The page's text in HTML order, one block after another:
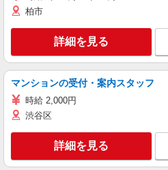
柏市
詳細を見る
マンションの受付・案内スタッフ
時給 2,000円
渋谷区
詳細を見る